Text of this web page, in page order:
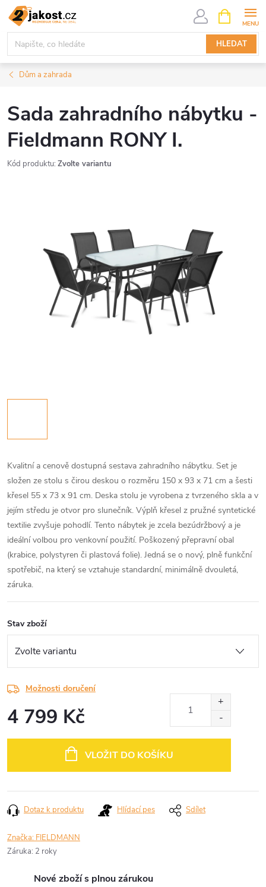
Přejít
obsah
HLEDAT
NÁKUPNÍ
KOŠÍK
Dům a zahrada
Sada zahradního nábytku -
Fieldmann RONY I.
Kód produktu: Zvolte variantu
Kvalitní a cenově dostupná sestava zahradního nábytku. Set je
složen ze stolu s čirou deskou o rozměru 150 x 93 x 71 cm a šesti
křesel 55 x 73 x 91 cm. Deska stolu je vyrobena z tvrzeného skla a v
jejím středu je otvor pro slunečník. Výplň křesel z pružné syntetické
textilie zvyšuje pohodlí. Tento nábytek je zcela bezúdržbový a je
ideální volbou pro venkovní použití. Poškozený přepravní obal
(krabice, polystyren či plastová folie). Jedná se o nový, plně funkční
spotřebič, na který se vztahuje standardní, minimálně dvouletá,
záruka.
Stav zboží
Možnosti doručení
4 799 Kč
VLOŽIT DO KOŠÍKU
Dotaz k produktu Hlídací pes Sdílet
Značka: FIELDMANN
Záruka: 2 roky
Nové zboží s plnou zárukou